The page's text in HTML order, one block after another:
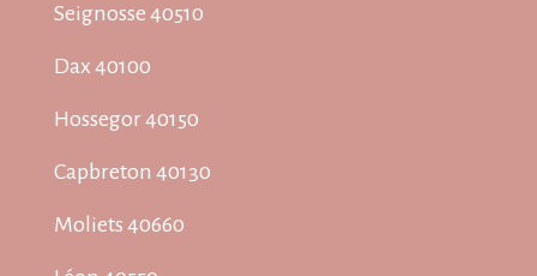
Seignosse 40510
Dax 40100
Hossegor 40150
Capbreton 40130
Moliets 40660